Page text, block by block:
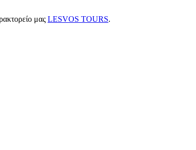
μας LESVOS TOURS.